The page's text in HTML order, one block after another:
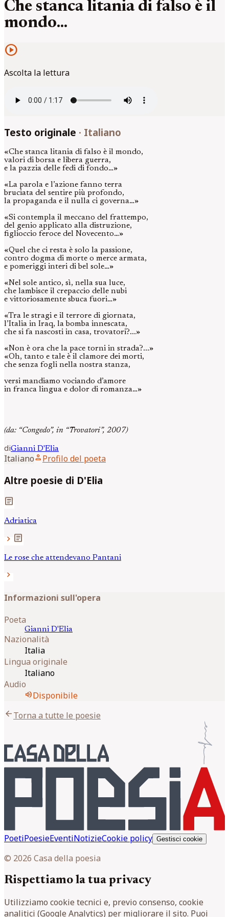
Che stanca litania di falso è il
mondo...
play_circle
Ascolta la lettura
Testo originale · Italiano
«Che stanca litania di falso è il mondo,
valori di borsa e libera guerra,
e la pazzia delle fedi di fondo…»
«La parola e l’azione fanno terra
bruciata del sentire più profondo,
la propaganda e il nulla ci governa…»
«Si contempla il meccano del frattempo,
del genio applicato alla distruzione,
figlioccio feroce del Novecento…»
«Quel che ci resta è solo la passione,
contro dogma di morte o merce armata,
e pomeriggi interi di bel sole…»
«Nel sole antico, sì, nella sua luce,
che lambisce il crepaccio delle nubi
e vittoriosamente sbuca fuori…»
«Tra le stragi e il terrore di giornata,
l’Italia in Iraq, la bomba innescata,
che si fa nascosti in casa, trovatori?...»
«Non è ora che la pace torni in strada?...»
«Oh, tanto e tale è il clamore dei morti,
che senza fogli nella nostra stanza,
versi mandiamo vociando d’amore
in franca lingua e dolor di romanza…»
(da: “Congedo”, in “Trovatori”, 2007)
diGianni D'Elia
Italianoperson Profilo del poeta
Altre poesie di D'Elia
article
Adriatica
chevron_right article
Le rose che attendevano Pantani
chevron_right
Informazioni sull'opera
Poeta
Gianni D'Elia
Nazionalità
Italia
Lingua originale
Italiano
Audio
volume_upDisponibile
arrow_backTorna a tutte le poesie
PoetiPoesieEventiNotizieCookie policy Gestisci cookie
© 2026 Casa della poesia
Rispettiamo la tua privacy
Utilizziamo cookie tecnici e, previo consenso, cookie
analitici (Google Analytics) per migliorare il sito. Puoi